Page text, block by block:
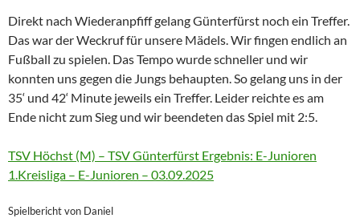
Direkt nach Wiederanpfiff gelang Günterfürst noch ein Treffer.
Das war der Weckruf für unsere Mädels. Wir fingen endlich an
Fußball zu spielen. Das Tempo wurde schneller und wir
konnten uns gegen die Jungs behaupten. So gelang uns in der
35‘ und 42‘ Minute jeweils ein Treffer. Leider reichte es am
Ende nicht zum Sieg und wir beendeten das Spiel mit 2:5.
TSV Höchst (M) – TSV Günterfürst Ergebnis: E-Junioren
1.Kreisliga – E-Junioren – 03.09.2025
Spielbericht von Daniel